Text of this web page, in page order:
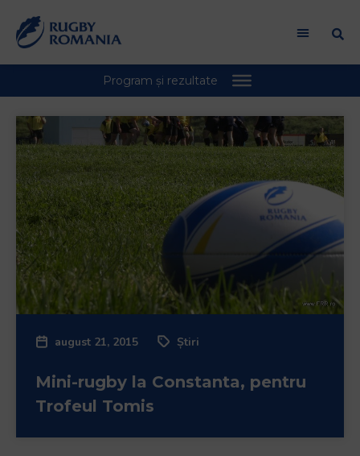
august 21, 2015 Știri
Mini-rugby la Constanta, pentru
Trofeul Tomis